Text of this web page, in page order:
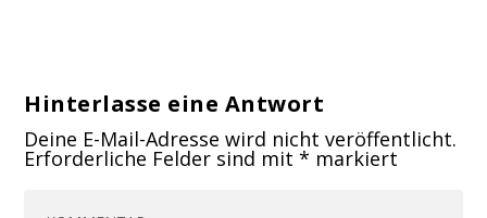
Hinterlasse eine Antwort
Deine E-Mail-Adresse wird nicht veröffentlicht.
Erforderliche Felder sind mit* markiert